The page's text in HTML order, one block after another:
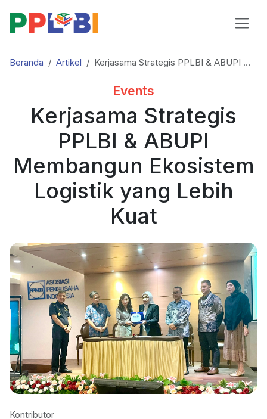
Beranda Artikel Kerjasama Strategis PPLBI & ABUPI Membangun Ekosistem Logistik yang Lebih Kuat
Events
Kerjasama Strategis
PPLBI & ABUPI
Membangun Ekosistem
Logistik yang Lebih
Kuat
Kontributor